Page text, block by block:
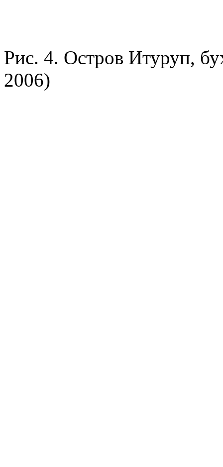
Рис. 4. Остров Итуруп,
2006)